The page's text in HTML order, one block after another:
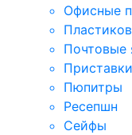
Офисные
Почтовые
Пюпитры
Ресепшн
Сейфы